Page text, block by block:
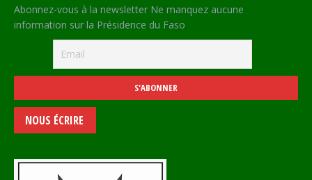
Abonnez-vous à la newsletter Ne manquez aucune
information sur la Présidence du Faso
NOUS ÉCRIRE